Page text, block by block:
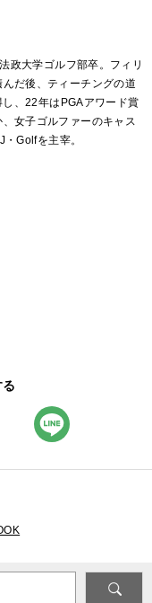
政大学ゴルフ部卒。フィリ
だ後、ティーチングの道
、22年はPGAアワード賞
女子ゴルファーのキャス
Golfを主宰。